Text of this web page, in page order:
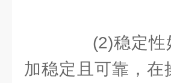
(2)稳定性好
加稳定且可靠，